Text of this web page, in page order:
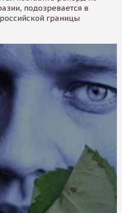
подозревается в
границы